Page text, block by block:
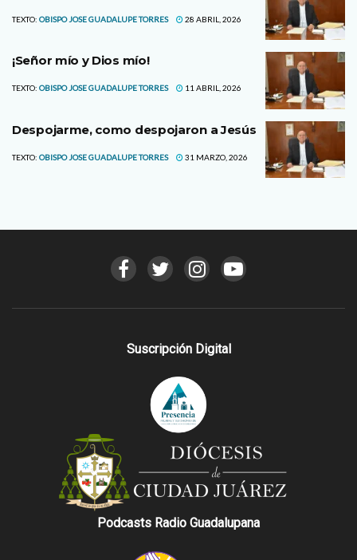
TEXTO: OBISPO JOSE GUADALUPE TORRES 28 ABRIL, 2026
¡Señor mío y Dios mío!
TEXTO: OBISPO JOSE GUADALUPE TORRES 11 ABRIL, 2026
Despojarme, como despojaron a Jesús
TEXTO: OBISPO JOSE GUADALUPE TORRES 31 MARZO, 2026
Suscripción Digital
Podcasts Radio Guadalupana